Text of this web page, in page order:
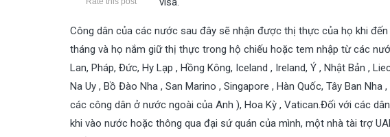
Công dân của các nước sau đây sẽ nhận được thị thực của họ khi
tháng và họ nắm giữ thị thực trong hộ chiếu hoặc tem nhập từ các
Lan, Pháp, Đức, Hy Lạp , Hồng Kông, Iceland , Ireland, Ý , Nhật Bản ,
Na Uy , Bồ Đào Nha , San Marino , Singapore , Hàn Quốc, Tây Ban
các công dân ở nước ngoài của Anh ), Hoa Kỳ , Vatican.Đối với các
khi vào nước hoặc thông qua đại sứ quán của mình, một nhà tài trợ